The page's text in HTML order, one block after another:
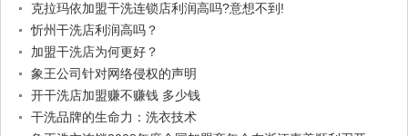
克拉玛依加盟干洗连锁店利润高吗?意想不到!
忻州干洗店利润高吗？
加盟干洗店为何更好？
象王公司针对网络侵权的声明
开干洗店加盟赚不赚钱 多少钱
干洗品牌的生命力：洗衣技术